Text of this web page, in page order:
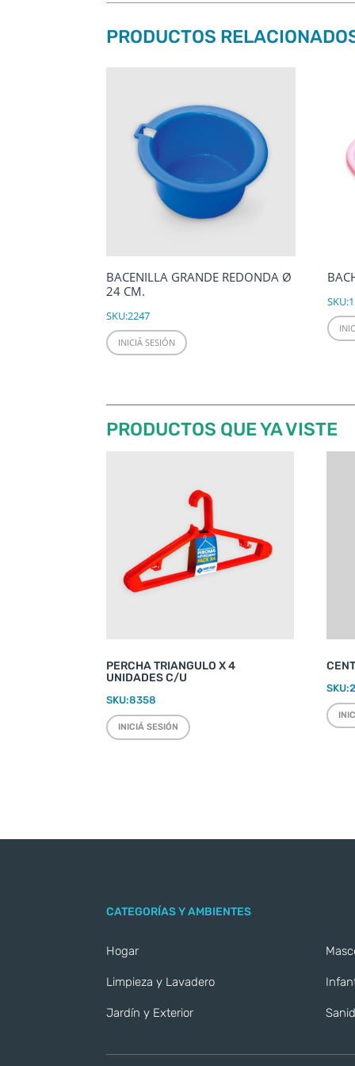
PRODUCTOS
BACENILLA GRANDE REDONDA Ø
24 CM.
SKU:2247
INICIÁ SESIÓN
SKU:
PRODUCTOS QUE YA VISTE
PERCHA TRIANGULO X 4
UNIDADES C/U
SKU:8358
INICIÁ SESIÓN
SKU:
CATEGORÍAS Y AMBIENTES
Hogar
Limpieza y Lavadero
Jardín y Exterior